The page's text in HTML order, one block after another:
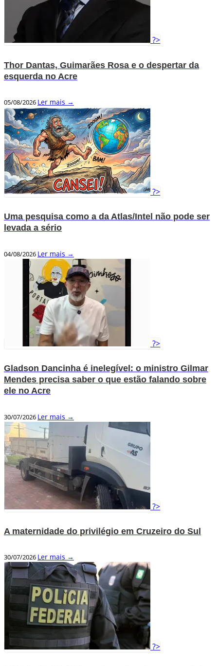
?>
Thor Dantas, Guimarães Rosa e o despertar da
esquerda no Acre
05/08/2026 Ler mais →
?>
Uma pesquisa como a da Atlas/Intel não pode ser
levada a sério
04/08/2026 Ler mais →
?>
Gladson Dancinha é inelegível: o ministro Gilmar
Mendes precisa saber o que estão falando sobre
ele no Acre
30/07/2026 Ler mais →
?>
A maternidade do privilégio em Cruzeiro do Sul
30/07/2026 Ler mais →
?>